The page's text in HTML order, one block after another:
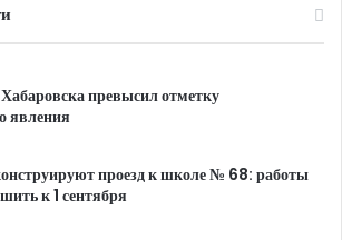
превысил отметку
явления
проезд к школе № 68: работы
к 1 сентября